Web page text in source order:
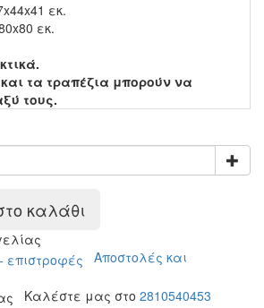
εκ.
εκ.
τα τραπέζια μπορούν να
τους.
καλάθι
Αποστολές και
Καλέστε μας στο 2810540453